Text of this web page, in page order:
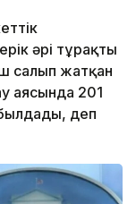
әрі тұрақты
салып жатқан
аясында 201
деп